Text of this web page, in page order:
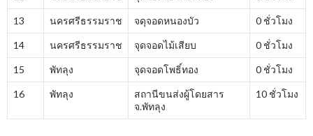
13 นครศรีธรรมราช จดุจอดหนองบัว 0 ชั่วโมง
14 นครศรีธรรมราช จุดจอดไม้เสียบ 0 ชั่วโมง
15 พัทลุง จุดจอดโพธิ์ทอง 0 ชั่วโมง
16 พัทลุง
สถานีขนส่งผู้โดยสาร
จ.พัทลุง
10 ชั่วโมง